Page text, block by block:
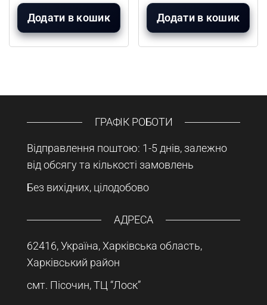
Додати в кошик Додати в кошик
ГРАФІК РОБОТИ
Відправлення поштою: 1-5 днів, залежно
від обсягу та кількості замовлень
Без вихідних, цілодобово
АДРЕСА
62416, Україна, Харківська область,
Харківський район
смт. Пісочин, ТЦ “Лоск”